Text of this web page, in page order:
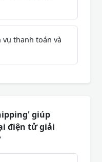
vụ thanh toán và
giúp
điện tử giải